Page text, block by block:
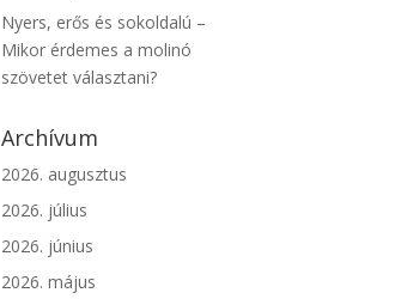
Nyers, erős és sokoldalú –
Mikor érdemes a molinó
szövetet választani?
Archívum
2026. augusztus
2026. július
2026. június
2026. május